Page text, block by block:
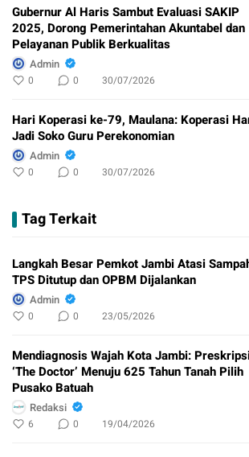
Gubernur Al Haris Sambut Evaluasi SAKIP
2025, Dorong Pemerintahan Akuntabel dan
Pelayanan Publik Berkualitas
Admin
0 0 30/07/2026
Hari Koperasi ke-79, Maulana: Koperasi
Jadi Soko Guru Perekonomian
Admin
0 0 30/07/2026
Tag Terkait
Langkah Besar Pemkot Jambi Atasi
TPS Ditutup dan OPBM Dijalankan
Admin
0 0 23/05/2026
Mendiagnosis Wajah Kota Jambi:
‘The Doctor’ Menuju 625 Tahun Tanah Pilih
Pusako Batuah
Redaksi
6 0 19/04/2026